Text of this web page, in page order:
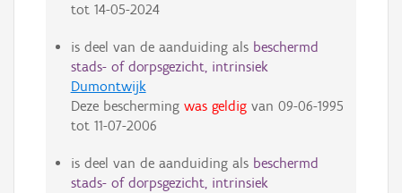
tot 14-05-2024
is deel van de aanduiding als beschermd
stads- of dorpsgezicht, intrinsiek
Dumontwijk
Deze bescherming was geldigvan 09-06-1995
tot 11-07-2006
is deel van de aanduiding als beschermd
stads- of dorpsgezicht, intrinsiek